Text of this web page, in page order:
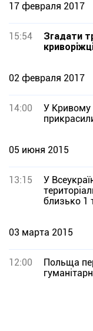
17 февраля 2017
15:54
Згадати
02 февраля 2017
14:00
У Кривому
05 июня 2015
13:15
У
близько 1
03 марта 2015
12:00
Польща